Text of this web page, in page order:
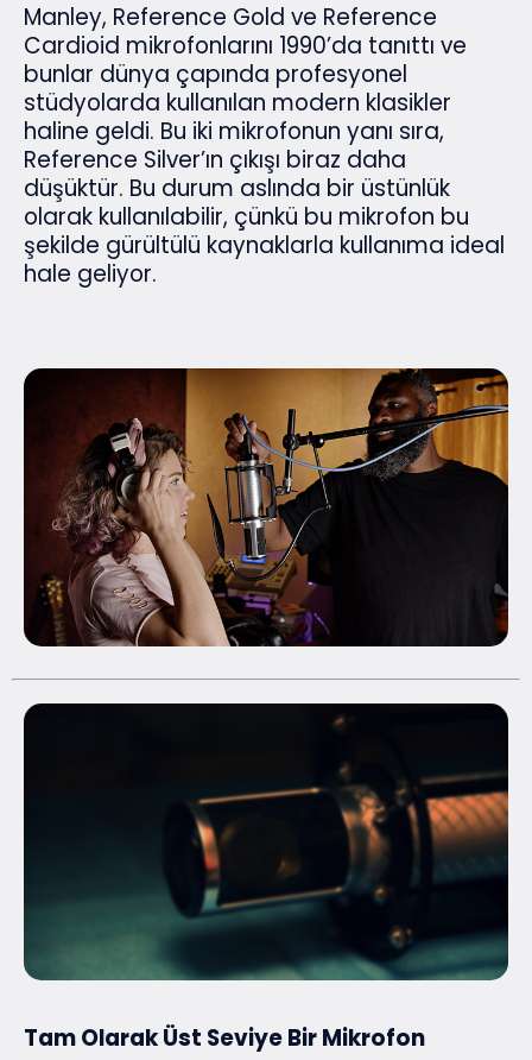
Manley, Reference Gold ve Reference
Cardioid mikrofonlarını 1990’da tanıttı ve
bunlar dünya çapında profesyonel
stüdyolarda kullanılan modern klasikler
haline geldi. Bu iki mikrofonun yanı sıra,
Reference Silver’ın çıkışı biraz daha
düşüktür. Bu durum aslında bir üstünlük
olarak kullanılabilir, çünkü bu mikrofon bu
şekilde gürültülü kaynaklarla kullanıma ideal
hale geliyor.
Tam Olarak Üst Seviye Bir Mikrofon